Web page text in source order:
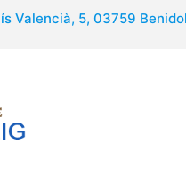
Valencià, 5, 03759